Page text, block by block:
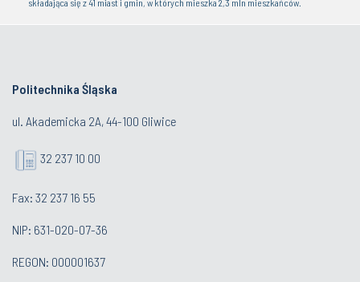
składająca się z 41 miast i gmin, w których mieszka 2,3 mln mieszkańców.
Politechnika Śląska
ul. Akademicka 2A, 44-100 Gliwice
32 237 10 00
Fax: 32 237 16 55
NIP: 631-020-07-36
REGON: 000001637